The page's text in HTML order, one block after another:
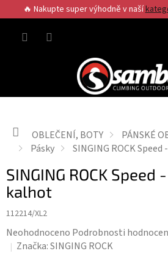
na
obsah
🔥 Nakupte super výhodně v naší
Domů
OBLEČENÍ, BOTY PÁNSKÉ
Pásky
SINGING ROCK
SINGING ROCK Speed
kalhot
112214/XL2
Průměrné
hodnocení
Neohodnoceno Podrobnosti
Značka:SINGING ROCK